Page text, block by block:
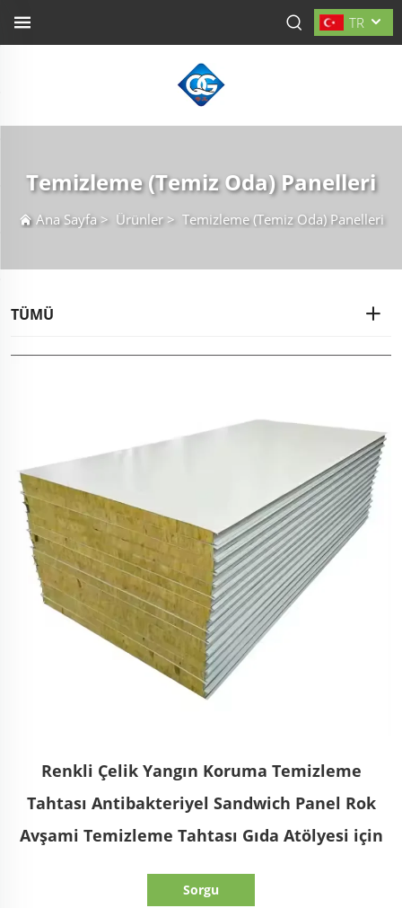
TR
Temizleme (Temiz Oda) Panelleri
Ana Sayfa> Ürünler> Temizleme (Temiz Oda) Panelleri
TÜMÜ
Renkli Çelik Yangın Koruma Temizleme
Tahtası Antibakteriyel Sandwich Panel Rok
Avşami Temizleme Tahtası Gıda Atölyesi için
Sorgu